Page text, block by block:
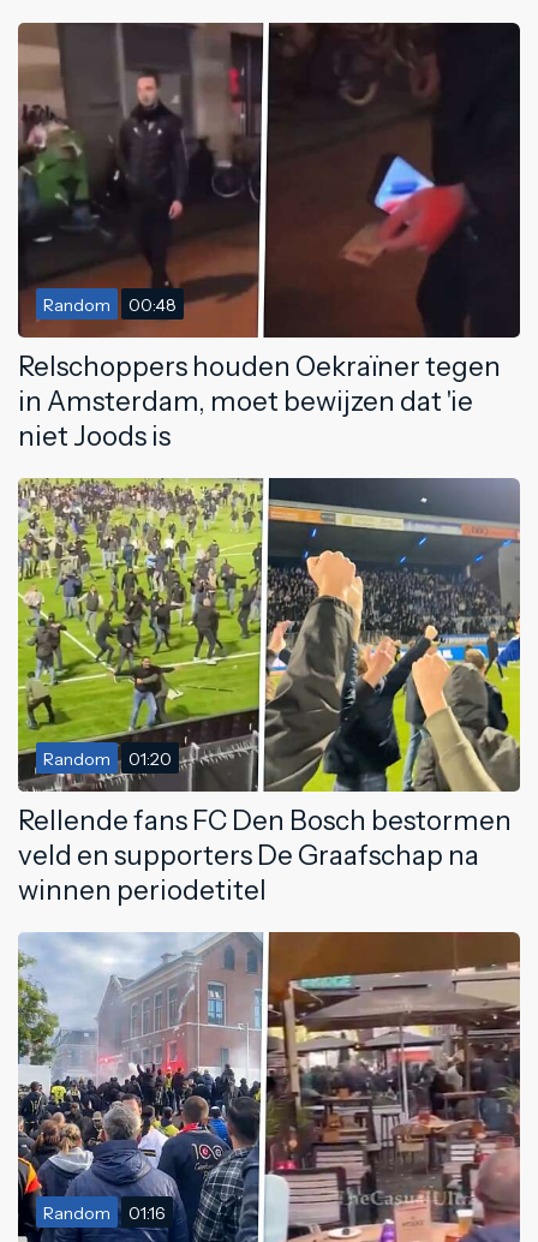
Random 00:48
Relschoppers houden Oekraïner tegen
in Amsterdam, moet bewijzen dat 'ie
niet Joods is
Random 01:20
Rellende fans FC Den Bosch bestormen
veld en supporters De Graafschap na
winnen periodetitel
Random 01:16